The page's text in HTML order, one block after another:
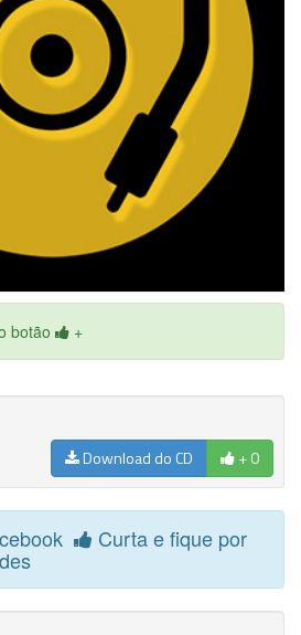
botão +
Download do CD + 0
Curta e fique por